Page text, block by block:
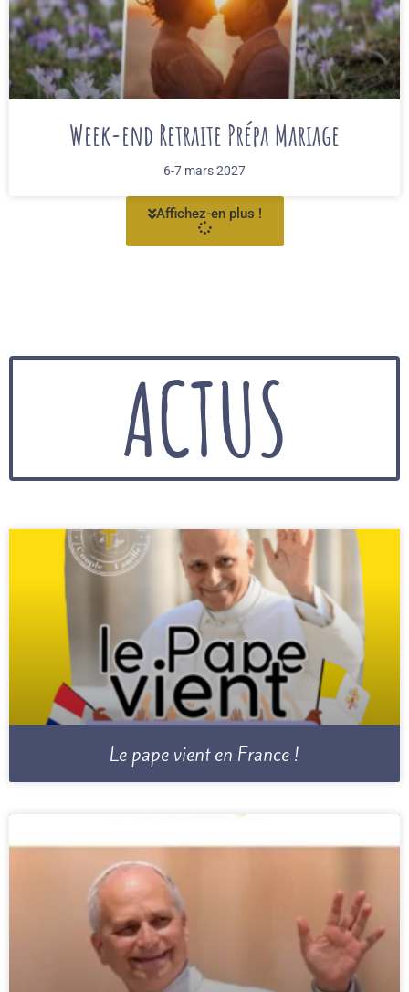
Week-end Retraite Prépa Mariage
6-7 mars 2027
Affichez-en plus !
Le pape vient en France !
ACTUS